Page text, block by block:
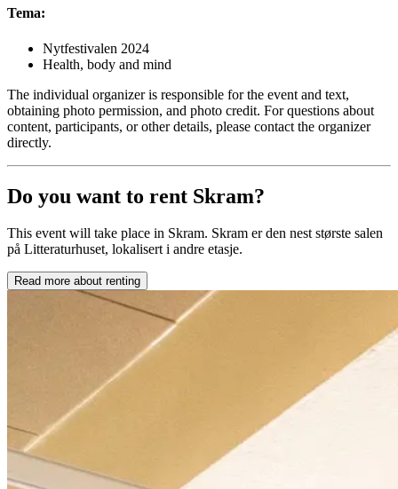
Tema:
Nytfestivalen 2024
Health, body and mind
The individual organizer is responsible for the event and text,
obtaining photo permission, and photo credit. For questions about
content, participants, or other details, please contact the organizer
directly.
Do you want to rent Skram?
This event will take place in Skram. Skram er den nest største salen
på Litteraturhuset, lokalisert i andre etasje.
Read more about renting